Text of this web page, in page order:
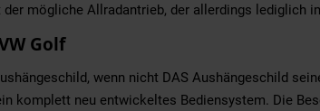
mögliche Allradantrieb, der allerdings lediglich
Golf
wenn nicht DAS Aushängeschild
komplett neu entwickeltes Bediensystem. Die